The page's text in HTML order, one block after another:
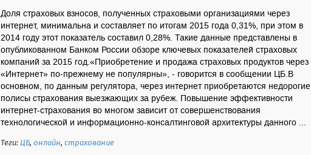
Доля страховых взносов, полученных страховыми организациями через
интернет, минимальна и составляет по итогам 2015 года 0,31%, при этом в
2014 году этот показатель составил 0,28%. Такие данные представлены в
опубликованном Банком России обзоре ключевых показателей страховых
компаний за 2015 год.«Приобретение и продажа страховых продуктов через
«Интернет» по-прежнему не популярны», - говорится в сообщении ЦБ.В
основном, по данным регулятора, через интернет приобретаются недорогие
полисы страхования выезжающих за рубеж. Повышение эффективности
интернет-страхования во многом зависит от совершенствования
технологической и информационно-консалтинговой архитектуры данного ...
Теги:ЦБ,онлайн,страхование